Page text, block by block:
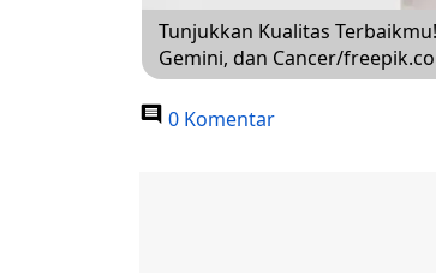
Tunjukkan Kualitas
Gemini, dan Cancer/
0 Komentar